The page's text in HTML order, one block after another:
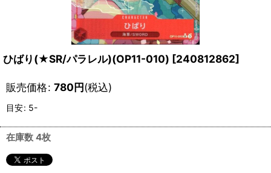
ひばり(★SR/パラレル)(OP11-010) [240812862]
販売価格: 780円(税込)
目安: 5-
在庫数 4枚